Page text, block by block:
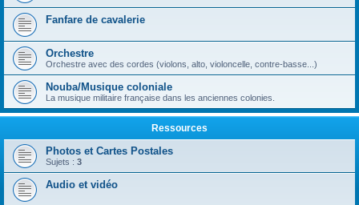
Fanfare de cavalerie
Orchestre
Orchestre avec des cordes (violons, alto, violoncelle, contre-basse...)
Nouba/Musique coloniale
La musique militaire française dans les anciennes colonies.
Ressources
Photos et Cartes Postales
Sujets : 3
Audio et vidéo